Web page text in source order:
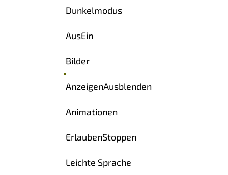
Dunkelmodus
AusEin
Bilder
AnzeigenAusblenden
Animationen
ErlaubenStoppen
Leichte Sprache